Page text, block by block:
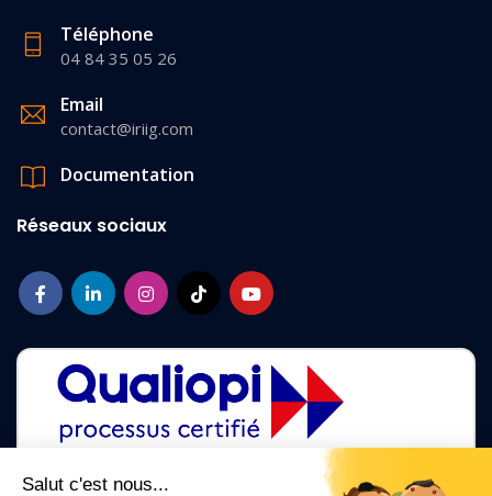
Salut c'est nous...
Téléphone
04 84 35 05 26
Email
contact@iriig.com
Documentation
Réseaux sociaux